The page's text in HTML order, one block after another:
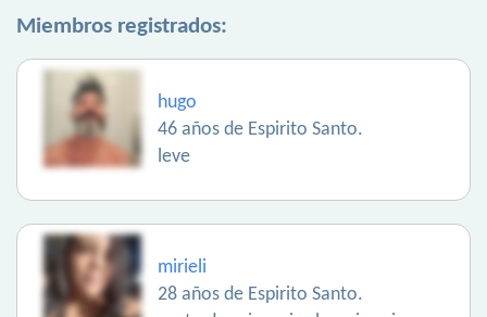
Miembros registrados:
hugo
46 años de Espirito Santo.
leve
mirieli
28 años de Espirito Santo.